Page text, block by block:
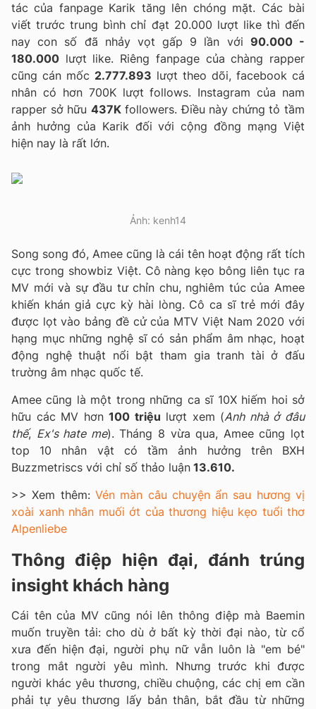
tác của fanpage Karik tăng lên chóng mặt. Các bài
viết trước trung bình chỉ đạt 20.000 lượt like thì đến
nay con số đã nhảy vọt gấp 9 lần với 90.000 -
180.000 lượt like. Riêng fanpage của chàng rapper
cũng cán mốc 2.777.893 lượt theo dõi, facebook cá
nhân có hơn 700K lượt follows. Instagram của nam
rapper sở hữu 437Kfollowers. Điều này chứng tỏ tầm
ảnh hưởng của Karik đối với cộng đồng mạng Việt
hiện nay là rất lớn.
Ảnh: kenh14
Song song đó, Amee cũng là cái tên hoạt động rất tích
cực trong showbiz Việt. Cô nàng kẹo bông liên tục ra
MV mới và sự đầu tư chỉn chu, nghiêm túc của Amee
khiến khán giả cực kỳ hài lòng. Cô ca sĩ trẻ mới đây
được lọt vào bảng đề cử của MTV Việt Nam 2020 với
hạng mục những nghệ sĩ có sản phẩm âm nhạc, hoạt
động nghệ thuật nổi bật tham gia tranh tài ở đấu
trường âm nhạc quốc tế.
Amee cũng là một trong những ca sĩ 10X hiếm hoi sở
hữu các MV hơn100 triệu lượt xem (Anh nhà ở đâu
thế, Ex's hate me). Tháng 8 vừa qua, Amee cũng lọt
top 10 nhân vật có tầm ảnh hưởng trên BXH
Buzzmetriscs với chỉ số thảo luận 13.610.
>> Xem thêm: Vén màn câu chuyện ẩn sau hương vị
xoài xanh nhân muối ớt của thương hiệu kẹo tuổi thơ
Alpenliebe
Thông điệp hiện đại, đánh trúng
insight khách hàng
Cái tên của MV cũng nói lên thông điệp mà Baemin
muốn truyền tải: cho dù ở bất kỳ thời đại nào, từ cổ
xưa đến hiện đại, người phụ nữ vẫn luôn là "em bé"
trong mắt người yêu mình. Nhưng trước khi được
người khác yêu thương, chiều chuộng, các chị em cần
phải tự yêu thương lấy bản thân, bắt đầu từ những